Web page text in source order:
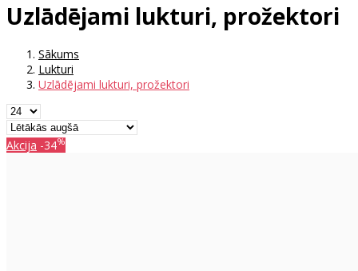
Uzlādējami lukturi, prožektori
Sākums
Lukturi
Uzlādējami lukturi, prožektori
Akcija -34%